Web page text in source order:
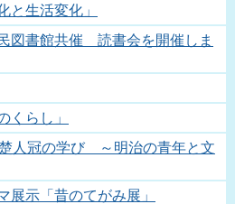
と生活変化」
図書館共催 読書会を開催しま
くらし」
人冠の学び ～明治の青年と文
展示「昔のてがみ展」